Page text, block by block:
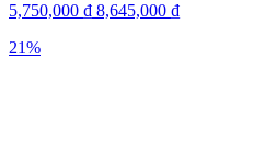
5,750,000 ₫ 8,645,000 ₫
21%